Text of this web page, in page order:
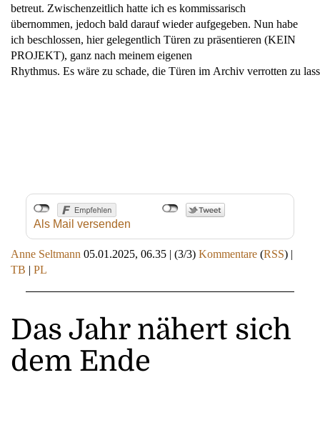
betreut. Zwischenzeitlich hatte ich es kommissarisch
übernommen, jedoch bald darauf wieder aufgegeben. Nun habe
ich beschlossen, hier gelegentlich Türen zu präsentieren (KEIN
PROJEKT), ganz nach meinem eigenen
Rhythmus. Es wäre zu schade, die Türen im Archiv verrotten zu
Als Mail versenden
Anne Seltmann 05.01.2025, 06.35 | (3/3) Kommentare (RSS) |
TB | PL
Das Jahr nähert sich
dem Ende